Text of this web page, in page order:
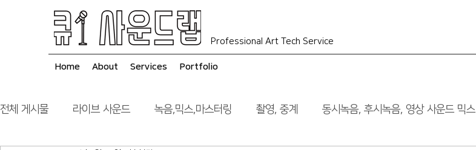
Professional Art Tech Service
Home About Services Portfolio
전체 게시물 라이브 사운드 녹음,믹스,마스터링 촬영, 중계 동시녹음, 후시녹음, 영상 사운드 믹스